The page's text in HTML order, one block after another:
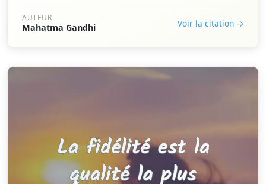
AUTEUR
Mahatma Gandhi Voir la citation →